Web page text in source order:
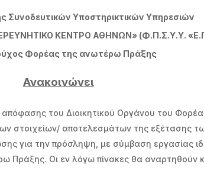
Συνοδευτικών Υποστηρικτικών Υπηρεσιών
ΚΕΝΤΡΟ ΑΘΗΝΩΝ» (Φ.Π.Σ.Υ.Υ.
Φορέας της ανωτέρω Πράξης
Ανακοινώνει
του Διοικητικού Οργάνου του
στοιχείων/ αποτελεσμάτων της εξέτασης
για την πρόσληψη, με σύμβαση εργασίας
Πράξης. Οι εν λόγω πίνακες θα